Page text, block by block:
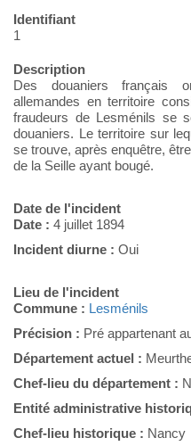
Identifiant
1
Description
Des douaniers français
allemandes en territoire
fraudeurs de Lesménils se
douaniers. Le territoire sur
se trouve, après enquêtre,
de la Seille ayant bougé.
Date de l'incident
Date : 4 juillet 1894
Incident diurne : Oui
Lieu de l'incident
Commune : Lesménils
Précision : Pré appartenant
Département actuel :
Chef-lieu du département :
Entité administrative
Chef-lieu historique : Nancy